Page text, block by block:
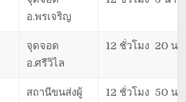
อ.พรเจริญ
จุดจอด
อ.ศรีวิไล
12 ชั่วโมง 20 น
สถานีขนส่งผู้
12 ชั่วโมง 50 น